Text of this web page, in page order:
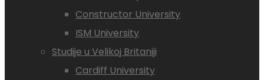
Constructor University
ISM University
Studije u Velikoj Britaniji
Cardiff University